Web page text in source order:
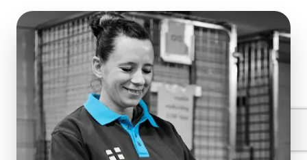
Klaar om jouw e-commerce logistiek op te
schalen?
Vraag een offerte aan